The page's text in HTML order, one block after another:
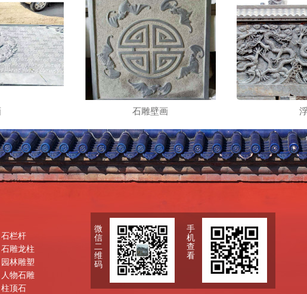
石雕壁画
石栏杆
石雕龙柱
园林雕塑
人物石雕
柱顶石
微
信
二
维
码
手
机
查
看